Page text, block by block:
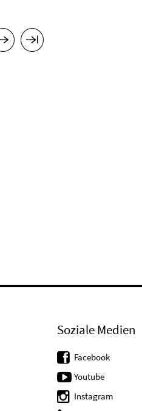
Soziale Medien
Facebook
Youtube
Instagram